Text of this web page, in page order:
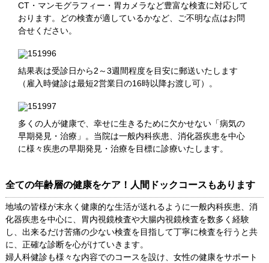
CT・マンモグラフィー・胃カメラなど豊富な検査に対応して
おります。どの検査が適しているかなど、ご不明な点はお問
合せください。
結果表は受診日から2～3週間程度を目安に郵送いたします
（雇入時健診は最短2営業日の16時以降お渡し可）。
多くの人が健康で、幸せに生きるために欠かせない「病気の
早期発見・治療」。当院は一般内科疾患、消化器疾患を中心
に様々疾患の早期発見・治療を目標に診療いたします。
全ての年齢層の健康をケア！人間ドックコースもあります
地域の皆様が末永く健康的な生活が送れるように一般内科疾患、消
化器疾患を中心に、胃内視鏡検査や大腸内視鏡検査を数多く経験
し、出来るだけ苦痛の少ない検査を目指して丁寧に検査を行うと共
に、正確な診断を心がけていきます。
婦人科健診も様々な内容でのコースを設け、女性の健康をサポート